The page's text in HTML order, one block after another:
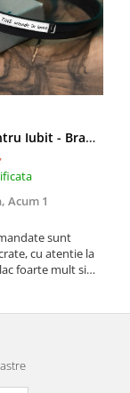
Cadou pentru Iubit - Bratara din Piele si Argint - mesaj Cu tine
Acum 1
sunt
cu atentie la
foarte mult si